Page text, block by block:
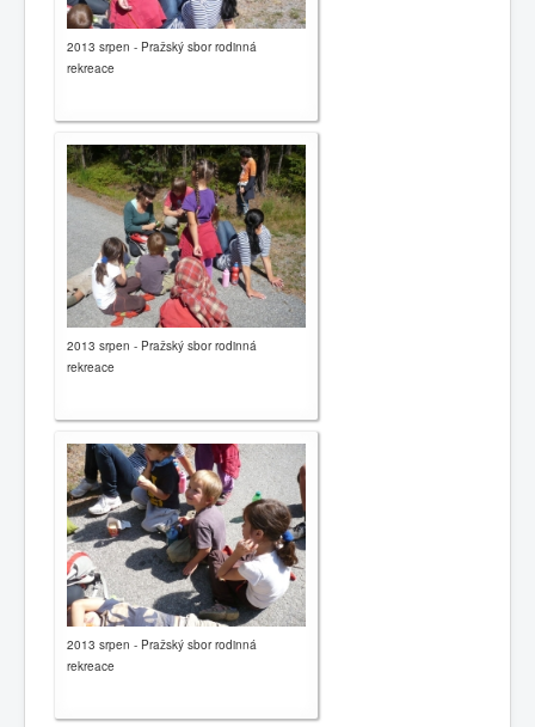
2013 srpen - Pražský sbor rodinná
rekreace
2013 srpen - Pražský sbor rodinná
rekreace
2013 srpen - Pražský sbor rodinná
rekreace